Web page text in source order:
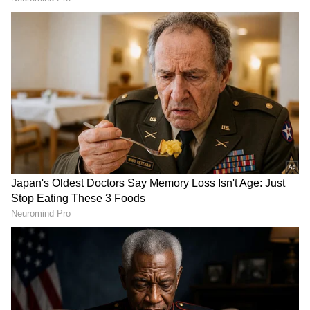
ಎಲ್ಲರನ್ನೂ ಬೆಚ್ಚಿ ಬೀಳಿಸಿತ್ತು. ಮೆಕ್‌ಡೋನಾಲ್ಡ್ ಕೇಂದ್ರದಲ್ಲಿ
ಆಹಾರ ಸವಿಯುತ್ತಿದ್ದ ಇತರ ಗ್ರಾಹಕರು, ಸಿಬ್ಬಂದಿಗಳು
ಆತಂಕಕ್ಕೆ ಒಳಗಾಗಿದ್ದರು. ಸಿಬ್ಬಂದಿಗಳು ಸೇರಿದಂತೆ ಹಲವರ
ಸಮ್ಮುಖದಲ್ಲೇ ಈ ಘಟನೆ ನಡೆದಿದೆ.
ಹೆಗ್ಗಣದ ಕಡಿತಕ್ಕೆ ಮೇಜರ್ ಪುತ್ರನ ಕಾಲಿಗೆ ಗಾಯವಾಗಿದೆ.
ತಕ್ಷಣವೇ ಸ್ಯಾವಿಯೋ ಹೆನ್ರಿಕೆಸ್ ಪುತ್ರನನ್ನ ಮಿಲಿಟರಿ ಆಸ್ಪತ್ಪೆಗೆ
ದಾಖಲಿಸಿದ್ದಾರೆ. ಭಾರಿ ಗಾತ್ರದ ಇಲಿ ಕಡಿತದಿಂದ ಆಗಿರುವ
ಗಾಯಕ್ಕೆ ಚಿಕಿತ್ಸೆ ನೀಡಲಾಗಿದೆ. ಇದೇ ವೇಳೆ ರೇಬಿಸ್
ಲಸಿಕೆಯನ್ನು ನೀಡಲಾಗಿದೆ. ಸದ್ಯ ಬಾಲಕ
ಚೇತರಿಸಿಕೊಂಡಿದ್ದಾರೆ. ಆದರೆ ಈ ಘಟನೆಯನ್ನು ಇಷ್ಟಕ್ಕೆ
ಬಿಡಲು ಸ್ಯಾವಿ ಹೆನ್ರಿಕೆಸ್ ಸಿದ್ದರಿರಲಿಲ್ಲ.
RECOMMENDED STORIES